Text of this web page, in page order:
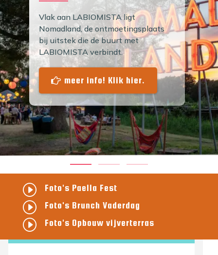
Vlak aan LABIOMISTA ligt
Nomadland, de ontmoetingsplaats
bij uitstek die de buurt met
LABIOMISTA verbindt.
meer info! Klik hier.
I Foto's Paella Fest
I Foto's Brunch Vaderdag
I Foto's Opbouw vijverterras